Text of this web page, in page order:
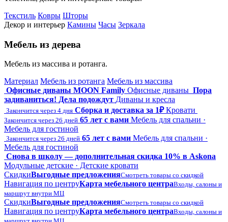
Текстиль Ковры Шторы
Декор и интерьер Камины Часы Зеркала
Мебель из дерева
Мебель из массива и ротанга.
Материал Мебель из ротанга Мебель из массива
Офисные диваны MOON Family Офисные диваны Пора
задиваниться! Дела подождут Диваны и кресла
Закончится через 4 дня Сборка и доставка за 1₽ Кровати
Закончится через 26 дней 65 лет с вами Мебель для спальни ·
Мебель для гостиной
Закончится через 26 дней 65 лет с вами Мебель для спальни ·
Мебель для гостиной
Снова в школу — дополнительная скидка 10% в Askona
Модульные детские · Детские кровати
СкидкиВыгодные предложенияСмотреть товары со скидкой
Навигация по центруКарта мебельного центраВходы, салоны и
маршрут внутри МЦ
СкидкиВыгодные предложенияСмотреть товары со скидкой
Навигация по центруКарта мебельного центраВходы, салоны и